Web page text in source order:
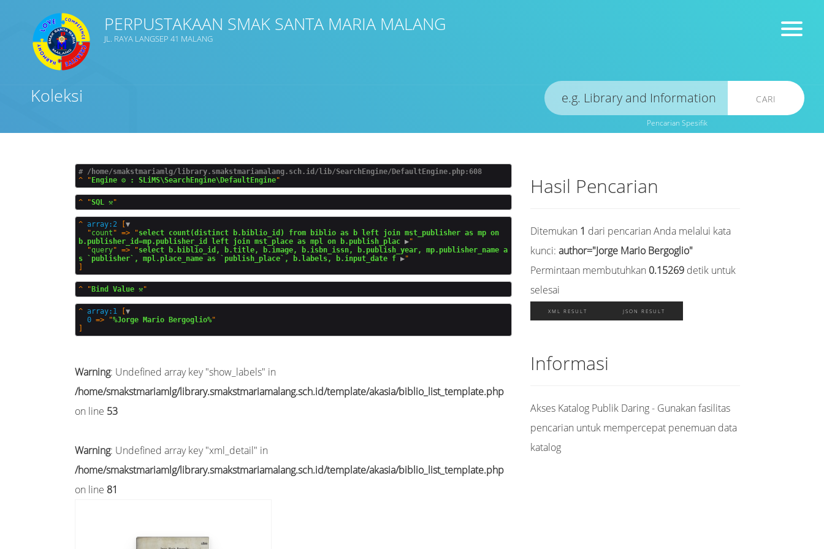
PERPUSTAKAAN SMAK SANTA MARIA MALANG
JL. RAYA LANGSEP 41 MALANG
Koleksi CARI
Pencarian Spesifik
# /home/smakstmariamlg/library.smakstmariamalang.sch.id/lib/SearchEngine/DefaultEngine.php:608
^
" Engine ⚙️ : SLiMS\SearchEngine\DefaultEngine
^ "SQL ⚒️
^ array:2
▼
  "
count " => "select count(distinct b.biblio_id) from biblio as b left join mst_publisher as mp on
b.publisher_id=mp.publisher_id left join mst_place as mpl on b.publish_plac ▶"
  "
query" => "select b.biblio_id, b.title, b.image, b.isbn_issn, b.publish_year, mp.publisher_name a
s `publisher`, mpl.place_name as `publish_place`, b.labels, b.input_date f ▶
^ " Bind Value ⚒️
^ array:1
▼
0 => "%Jorge Mario Bergoglio%
Warning: Undefined array key "show_labels" in
/home/smakstmariamlg/library.smakstmariamalang.sch.id/template/akasia/biblio_list_template.php
on line 53
Warning: Undefined array key "xml_detail" in
/home/smakstmariamlg/library.smakstmariamalang.sch.id/template/akasia/biblio_list_template.php
on line 81
Hasil Pencarian
Ditemukan 1 dari pencarian Anda melalui kata
kunci:author="Jorge Mario Bergoglio"
Permintaan membutuhkan 0.15269 detik untuk
selesai
XML RESULT JSON RESULT
Informasi
Akses Katalog Publik Daring - Gunakan fasilitas
pencarian untuk mempercepat penemuan data
katalog
GMD
Cari